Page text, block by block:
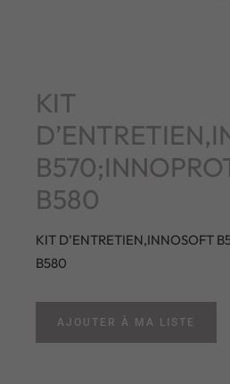
KIT
B580
KIT D’ENTRETIEN,INNOSOFT
B580
AJOUTER À MA LISTE